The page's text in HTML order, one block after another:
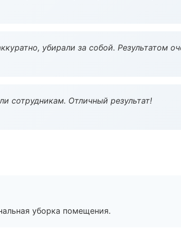
убирали за собой. Результатом
сотрудникам. Отличный результат!
уборка помещения.